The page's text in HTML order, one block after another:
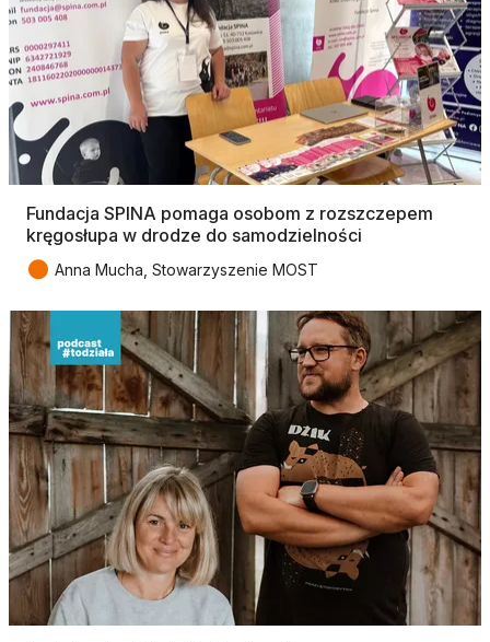
Fundacja SPINA pomaga osobom z rozszczepem
kręgosłupa w drodze do samodzielności
● Anna Mucha, Stowarzyszenie MOST